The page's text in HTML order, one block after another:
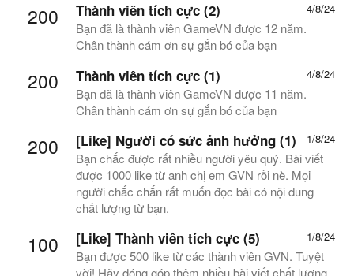
200 4/8/24
Thành viên tích cực (2)
Bạn đã là thành viên GameVN được 12 năm.
Chân thành cám ơn sự gắn bó của bạn
200 4/8/24
Thành viên tích cực (1)
Bạn đã là thành viên GameVN được 11 năm.
Chân thành cám ơn sự gắn bó của bạn
200 1/8/24
[Like] Người có sức ảnh hưởng (1)
Bạn chắc được rất nhiều người yêu quý. Bài viết
được 1000 like từ anh chị em GVN rồi nè. Mọi
người chắc chắn rất muốn đọc bài có nội dung
chất lượng từ bạn.
100 1/8/24
[Like] Thành viên tích cực (5)
Bạn được 500 like từ các thành viên GVN. Tuyệt
vời! Hãy đóng góp thêm nhiều bài viết chất lượng